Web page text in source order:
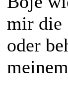
mir die
oder